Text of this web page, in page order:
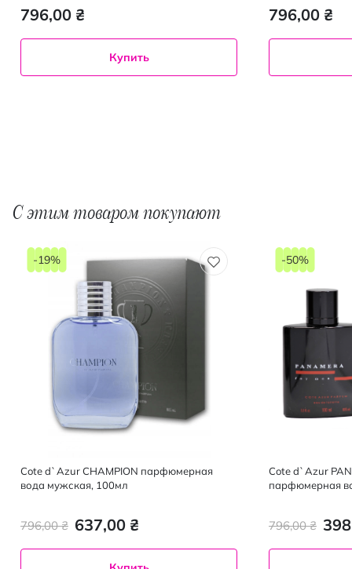
796,00 ₴
Купить
796,00 ₴
С этим товаром покупают
Cote d`Azur CHAMPION парфюмерная
вода мужская, 100мл
637,00 ₴
796,00 ₴
-19%
Cote d`Azur
парфюмерная
796,00 ₴
-50%